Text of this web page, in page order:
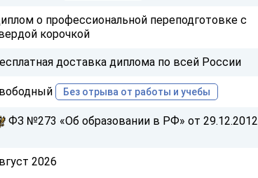
о профессиональной переподготовке с
корочкой
доставка диплома по всей России
Без отрыва от работы и учебы
ФЗ №273 «Об образовании в РФ» от 29.12.2012
2026